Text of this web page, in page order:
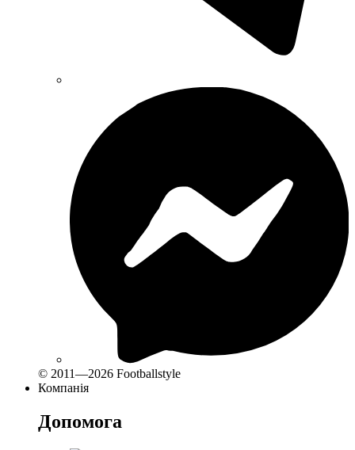
© 2011—2026 Footballstyle
Компанія
Допомога